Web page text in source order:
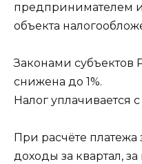
предпринимателем
объекта
Законами субъектов
снижена до 1%.
Налог уплачивается
При расчёте платежа
доходы за квартал,